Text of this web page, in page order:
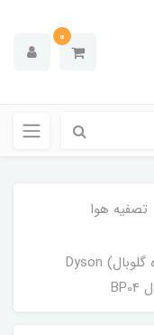
0
تصفیه هوا
دستگاه تصفیه هوا دایسون (پلمپ شده گلوبال) Dyson